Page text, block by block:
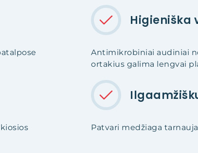
Higieniška
Antimikrobiniai audiniai
ortakius galima lengvai
Patvari medžiaga